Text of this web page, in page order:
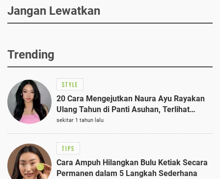
Jangan Lewatkan
Trending
STYLE
20 Cara Mengejutkan Naura Ayu Rayakan
Ulang Tahun di Panti Asuhan, Terlihat
Anggun dengan Kaftan Cokelat
sekitar 1 tahun lalu
TIPS
Cara Ampuh Hilangkan Bulu Ketiak Secara
Permanen dalam 5 Langkah Sederhana